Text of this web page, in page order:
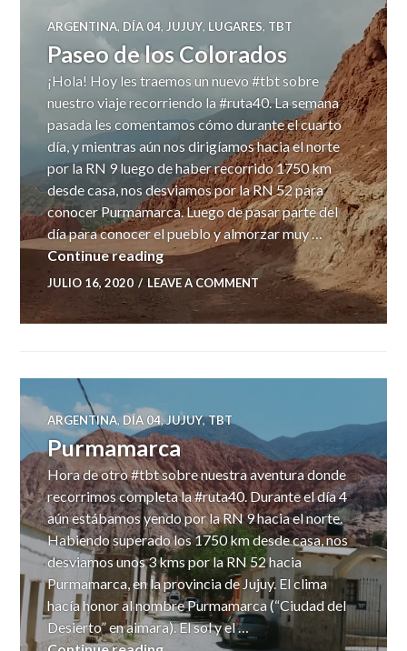
ARGENTINA, DÍA 04, JUJUY, LUGARES, TBT
Paseo de los Colorados
¡Hola! Hoy les traemos un nuevo #tbt sobre
nuestro viaje recorriendo la #ruta40. La semana
pasada les comentamos cómo durante el cuarto
día, y mientras aún nos dirigíamos hacia el norte
por la RN 9 luego de haber recorrido 1750 km
desde casa, nos desviamos por la RN 52 para
conocer Purmamarca. Luego de pasar parte del
día para conocer el pueblo y almorzar muy …
Continue readingPaseo de los Colorados
JULIO 16, 2020 LEAVE A COMMENT
ARGENTINA,DÍA 04,JUJUY,TBT
Purmamarca
Hora de otro #tbt sobre nuestra aventura donde
recorrimos completa la #ruta40. Durante el día 4
aún estábamos yendo por la RN 9 hacia el norte.
Habiendo superado los 1750 km desde casa, nos
desviamos unos 3 kms por la RN 52 hacia
Purmamarca, en la provincia de Jujuy. El clima
hacía honor al nombre Purmamarca (“Ciudad del
Desierto” en aimara). El sol y el …